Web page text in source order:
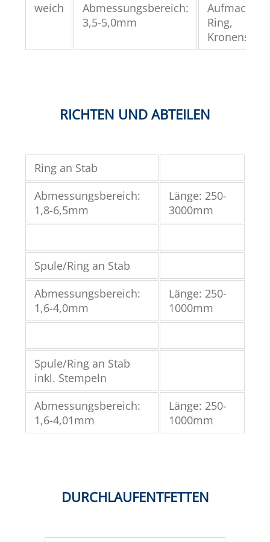
weich
Abmessungsbereich:
3,5-5,0mm
Ring,
RICHTEN UND ABTEILEN
Ring an Stab
Abmessungsbereich:
1,8-6,5mm
Länge: 250-
3000mm
Spule/Ring an Stab
Abmessungsbereich:
1,6-4,0mm
Länge: 250-
1000mm
Spule/Ring an Stab
inkl. Stempeln
Abmessungsbereich:
1,6-4,01mm
Länge: 250-
1000mm
DURCHLAUFENTFETTEN